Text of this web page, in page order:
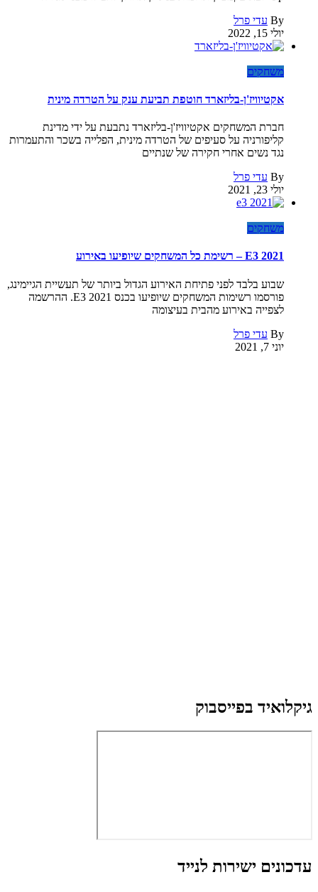
By עדי פרל
יולי 15, 2022
משחקים
אקטיוויז'ן-בליזארד חוטפת תביעת ענק על הטרדה מינית
חברת המשחקים אקטיוויז'ן-בליזארד נתבעת על ידי מדינת
קליפורניה על סעיפים של הטרדה מינית, הפלייה בשכר והתעמרות
נגד נשים אחרי חקירה של שנתיים
By עדי פרל
יולי 23, 2021
משחקים
E3 2021 – רשימת כל המשחקים שיופיעו באירוע
שבוע בלבד לפני פתיחת האירוע הגדול ביותר של תעשיית הגיימינג,
פורסמו רשימות המשחקים שיופיעו בכנס E3 2021. ההרשמה
לצפייה באירוע מהבית בעיצומה
By עדי פרל
יוני 7, 2021
גיקלואיד בפייסבוק
עדכונים ישירות לנייד